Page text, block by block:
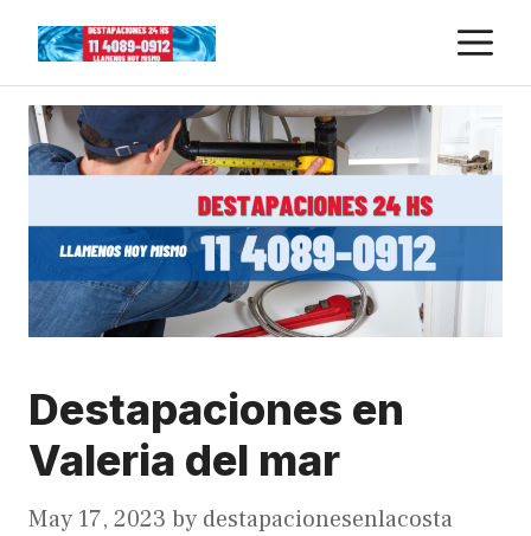
content
Destapaciones en
Valeria del mar
May 17, 2023 by destapacionesenlacosta